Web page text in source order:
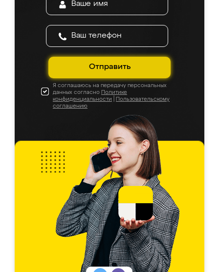
Отправить
Я соглашаюсь на передачу персональных
данных согласно Политике
конфиденциальности
Пользовательскому
соглашению